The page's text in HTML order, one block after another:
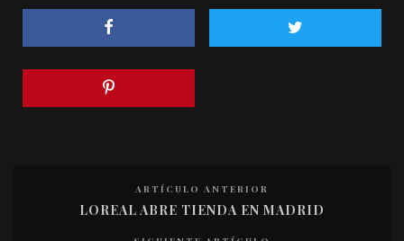
ARTÍCULO ANTERIOR
LOREAL ABRE TIENDA EN MADRID